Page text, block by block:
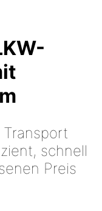
schnell
Preis